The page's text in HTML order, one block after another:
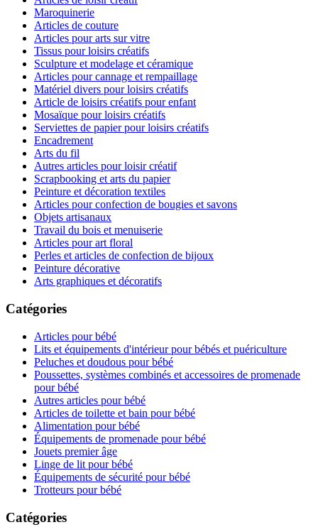
Maroquinerie
Articles de couture
Articles pour arts sur vitre
Tissus pour loisirs créatifs
Sculpture et modelage et céramique
Articles pour cannage et rempaillage
Matériel divers pour loisirs créatifs
Article de loisirs créatifs pour enfant
Mosaïque pour loisirs créatifs
Serviettes de papier pour loisirs créatifs
Encadrement
Arts du fil
Autres articles pour loisir créatif
Scrapbooking et arts du papier
Peinture et décoration textiles
Articles pour confection de bougies et savons
Objets artisanaux
Travail du bois et menuiserie
Articles pour art floral
Perles et articles de confection de bijoux
Peinture décorative
Arts graphiques et décoratifs
Catégories
Articles pour bébé
Lits et équipements d'intérieur pour bébés et puériculture
Peluches et doudous pour bébé
Poussettes, systèmes combinés et accessoires de promenade
pour bébé
Autres articles pour bébé
Articles de toilette et bain pour bébé
Alimentation pour bébé
Équipements de promenade pour bébé
Jouets premier âge
Linge de lit pour bébé
Équipements de sécurité pour bébé
Trotteurs pour bébé
Catégories